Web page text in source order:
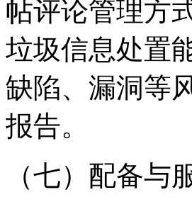
帖评论管理方
垃圾信息处置
缺陷、漏洞等
报告。
（七）配备